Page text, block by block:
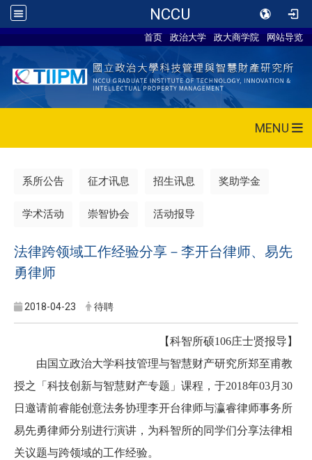
NCCU
首页 政治大学 政大商学院 网站导览
MENU
系所公告 征才讯息 招生讯息 奖助学金
学术活动 崇智协会 活动报导
法律跨领域工作经验分享－李开台律师、易先
勇律师
2018-04-23 待聘
【科智所硕106庄士贤报导】
由国立政治大学科技管理与智慧财产研究所郑至甫教
授之「科技创新与智慧财产专题」课程，于2018年03月30
日邀请前睿能创意法务协理李开台律师与瀛睿律师事务所
易先勇律师分别进行演讲，为科智所的同学们分享法律相
关议题与跨领域的工作经验。